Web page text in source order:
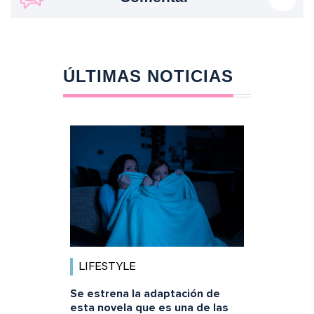
ÚLTIMAS NOTICIAS
LIFESTYLE
Se estrena la adaptación de
esta novela que es una de las